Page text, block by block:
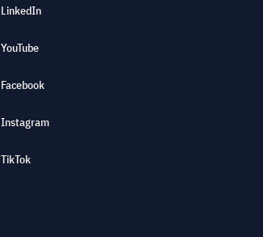
LinkedIn
YouTube
Facebook
Instagram
TikTok